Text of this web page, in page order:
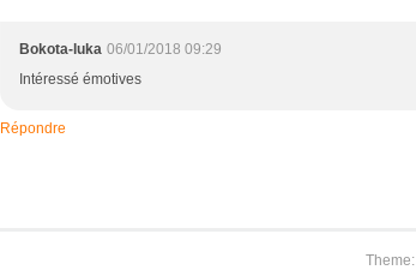
Bokota-luka 06/01/2018 09:29
Intéressé émotives
Répondre